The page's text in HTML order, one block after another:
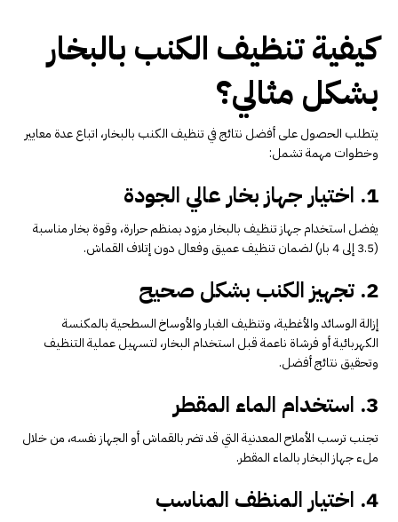
كيفية تنظيف الكنب بالبخار
بشكل مثالي؟
يتطلب الحصول على أفضل نتائج في تنظيف الكنب بالبخار، اتباع عدة معايير
وخطوات مهمة تشمل:
1. اختيار جهاز بخار عالي الجودة
يفضل استخدام جهاز تنظيف بالبخار مزود بمنظم حرارة، وقوة بخار مناسبة
(3.5 إلى 4 بار) لضمان تنظيف عميق وفعال دون إتلاف القماش.
2. تجهيز الكنب بشكل صحيح
إزالة الوسائد والأغطية، وتنظيف الغبار والأوساخ السطحية بالمكنسة
الكهربائية أو فرشاة ناعمة قبل استخدام البخار، لتسهيل عملية التنظيف
وتحقيق نتائج أفضل.
3. استخدام الماء المقطر
تجنب ترسب الأملاح المعدنية التي قد تضر بالقماش أو الجهاز نفسه، من خلال
ملء جهاز البخار بالماء المقطر.
4. اختيار المنظف المناسب